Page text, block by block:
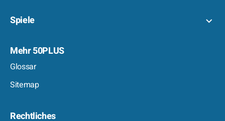
Spiele
Mehr 50PLUS
Glossar
Sitemap
Rechtliches